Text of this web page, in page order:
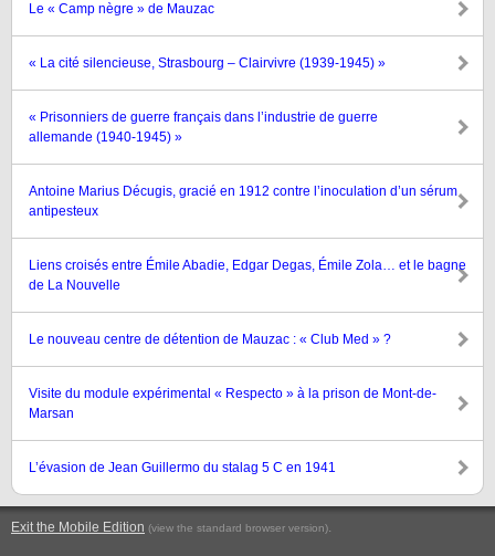
Le « Camp nègre » de Mauzac
« La cité silencieuse, Strasbourg – Clairvivre (1939-1945) »
« Prisonniers de guerre français dans l’industrie de guerre
allemande (1940-1945) »
Antoine Marius Décugis, gracié en 1912 contre l’inoculation d’un sérum
antipesteux
Liens croisés entre Émile Abadie, Edgar Degas, Émile Zola… et le bagne
de La Nouvelle
Le nouveau centre de détention de Mauzac : « Club Med » ?
Visite du module expérimental « Respecto » à la prison de Mont-de-
Marsan
L’évasion de Jean Guillermo du stalag 5 C en 1941
Exit the Mobile Edition (view the standard browser version).